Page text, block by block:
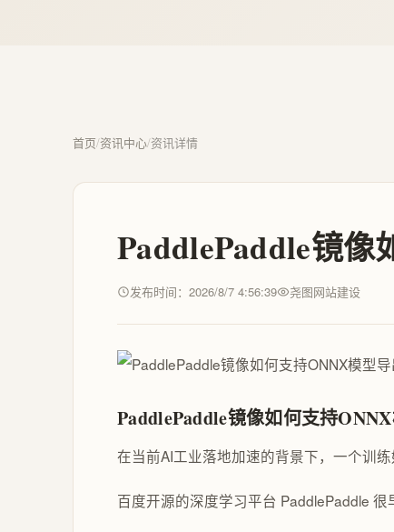
首页/资讯中心/资讯详情
PaddlePaddle镜
发布时间：2026/8/7 4:56:39 尧图网站建设
PaddlePaddle镜像如何支持
在当前AI工业落地加速的背景下，一个训
百度开源的深度学习平台 PaddlePaddle